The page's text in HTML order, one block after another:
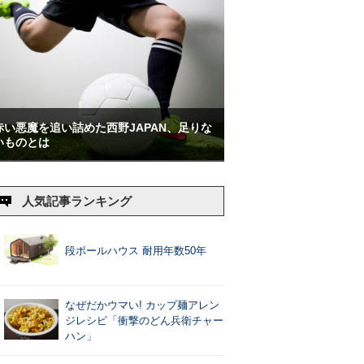
い悪魔を追い詰めた西野JAPAN、足りな
ものとは
人気記事ランキング
段ボールハウス 耐用年数50年
なぜだかウマい! カップ麺アレン
ジレシピ「衝撃のどん兵衛チャー
ハン」